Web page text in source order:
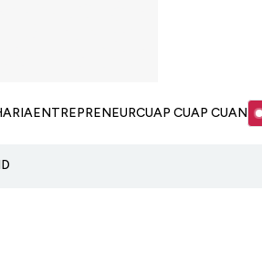
ENTREPRENEURCUAP CUAP CUAN